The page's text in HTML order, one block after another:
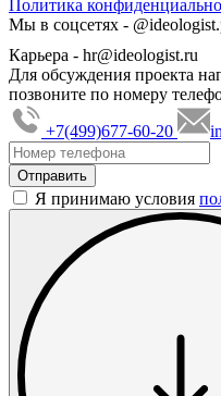
Политика
Мы в соцсетях -
Карьера - hr@ideologist.ru
Для обсуждения проекта
позвоните по номеру
+7(499)677-60-20
Я принимаю условия